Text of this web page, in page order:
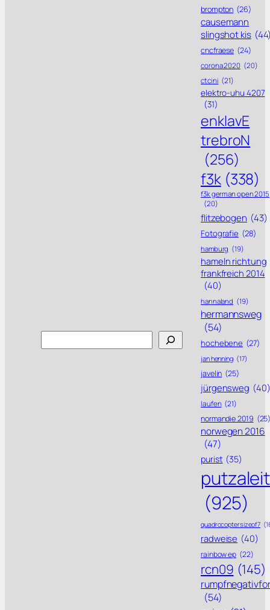
brompton (26)
causemann
slingshot kis
cncfraese (24)
corona 2020 (20)
ctcini (21)
elektro-uhu 4207
(31)
enklavE
trebroN
(256)
f3k (338)
f3k german open 2015
(20)
flitzebogen (43)
Fotografie (28)
hamburg (19)
hameln richtung
frankfreich 2014
(40)
hannaland (19)
hermannsweg
(54)
hochebene (27)
jan henning (17)
javelin (25)
jürgensweg (40)
laufen (21)
normandie 2019
norwegen 2016
(47)
purist (35)
putzaleit
(925)
quadrocoptersizeof7
radweise (40)
rainbow ep (22)
rcn09 (145)
(54)